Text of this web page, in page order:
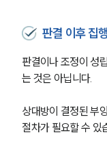
판결 이후 집
판결이나 조정이 성
는 것은 아닙니다.
상대방이 결정된 부
절차가 필요할 수 있